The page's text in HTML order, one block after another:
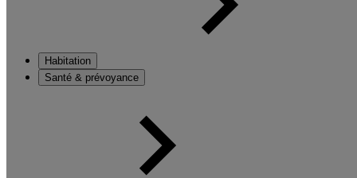
Habitation
Santé & prévoyance